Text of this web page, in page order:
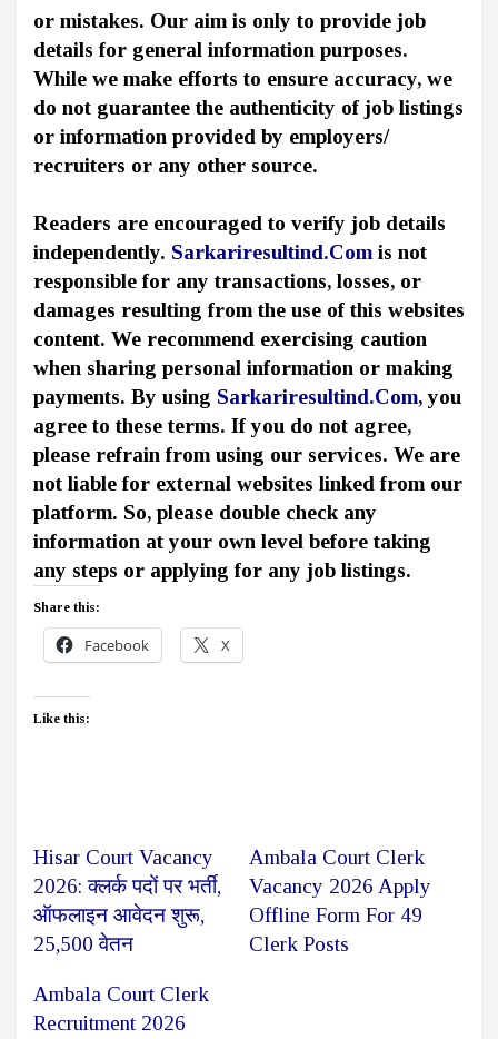
or mistakes. Our aim is only to provide job
details for general information purposes.
While we make efforts to ensure accuracy, we
do not guarantee the authenticity of job listings
or information provided by employers/
recruiters or any other source.
Readers are encouraged to verify job details
independently. Sarkariresultind.Comis not
responsible for any transactions, losses, or
damages resulting from the use of this websites
content. We recommend exercising caution
when sharing personal information or making
payments. By using Sarkariresultind.Com, you
agree to these terms. If you do not agree,
please refrain from using our services. We are
not liable for external websites linked from our
platform. So, please double check any
information at your own level before taking
any steps or applying for any job listings.
Share this:
Facebook X
Like this:
Hisar Court Vacancy
2026: क्लर्क पदों पर भर्ती,
ऑफलाइन आवेदन शुरू,
25,500 वेतन
Ambala Court Clerk
Vacancy 2026 Apply
Offline Form For 49
Clerk Posts
Ambala Court Clerk
Recruitment 2026